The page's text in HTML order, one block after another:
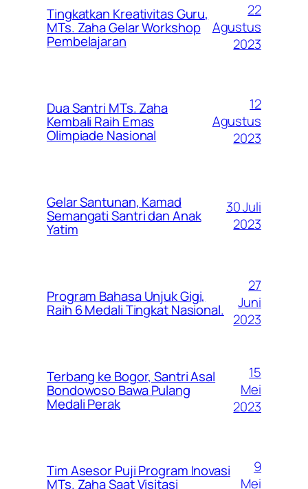
Tingkatkan Kreativitas Guru,
MTs. Zaha Gelar Workshop
Pembelajaran
22
Agustus
2023
Dua Santri MTs. Zaha
Kembali Raih Emas
Olimpiade Nasional
12
Agustus
2023
Gelar Santunan, Kamad
Semangati Santri dan Anak
Yatim
30 Juli
2023
Program Bahasa Unjuk Gigi,
Raih 6 Medali Tingkat Nasional.
27
Juni
2023
Terbang ke Bogor, Santri Asal
Bondowoso Bawa Pulang
Medali Perak
15
Mei
2023
Tim Asesor Puji Program Inovasi
MTs. Zaha Saat Visitasi
9
Mei